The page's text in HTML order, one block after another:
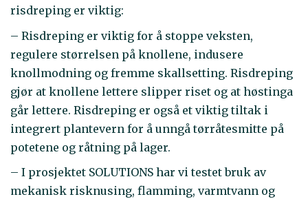
risdreping er viktig:
– Risdreping er viktig for å stoppe veksten,
regulere størrelsen på knollene, indusere
knollmodning og fremme skallsetting. Risdreping
gjør at knollene lettere slipper riset og at høstinga
går lettere. Risdreping er også et viktig tiltak i
integrert plantevern for å unngå tørråtesmitte på
potetene og råtning på lager.
– I prosjektet SOLUTIONS har vi testet bruk av
mekanisk risknusing, flamming, varmtvann og